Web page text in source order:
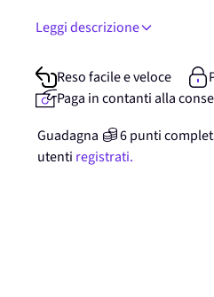
Leggi descrizione
Reso facile e veloce
Paga in contanti alla
Guadagna
6punti
utenti registrati.